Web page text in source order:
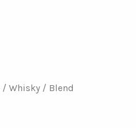
/ Whisky / Blend